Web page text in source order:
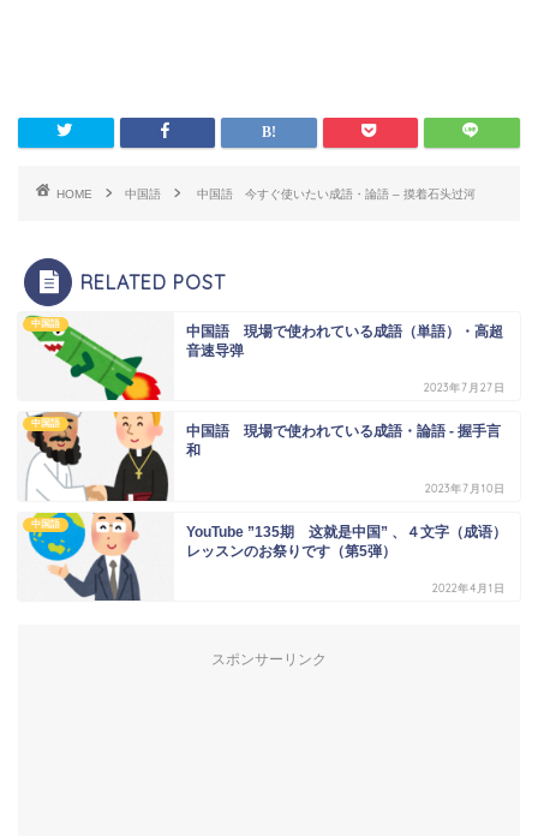
HOME 中国語 中国語 今すぐ使いたい成語・論語 – 摸着石头过河
RELATED POST
中国語
中国語 現場で使われている成語（単語）・高超
音速导弹
2023年7月27日
中国語
中国語 現場で使われている成語・論語 - 握手言
和
2023年7月10日
中国語
YouTube ”135期 这就是中国” 、４文字（成语）
レッスンのお祭りです（第5弾）
2022年4月1日
スポンサーリンク